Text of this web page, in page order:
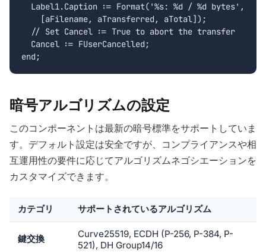
  Label1.Caption := Format('%s: %d / %d bytes',
    [aFilename, aTransferred, aTotal]);
  // Set Cancel := True to abort the transfer
  Cancel := FUserCancelled;
end;
暗号アルゴリズムの設定
このコンポーネントは最新の暗号標準をサポートしていま
す。デフォルト設定は安全ですが、コンプライアンスや相
互運用性の要件に応じてアルゴリズムネゴシエーションを
カスタマイズできます。
カテゴリ サポートされているアルゴリズム
鍵交換
Curve25519, ECDH (P-256, P-384, P-
521), DH Group14/16